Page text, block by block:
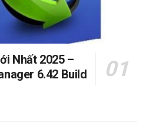
Nhất 2025 –
6.42 Build